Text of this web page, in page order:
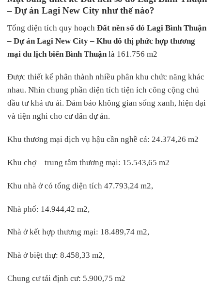
– Dự án Lagi New City như thế nào?
Tổng diện tích quy hoạch Đất nền sổ đỏ Lagi Bình Thuận
– Dự án Lagi New City – Khu đô thị phức hợp thương
mại du lịch biển Bình Thuận là 161.756 m2
Được thiết kế phân thành nhiều phân khu chức năng khác
nhau. Nhìn chung phần diện tích tiện ích công cộng chủ
đầu tư khá ưu ái. Đảm bảo không gian sống xanh, hiện đại
và tiện nghi cho cư dân dự án.
Khu thương mại dịch vụ hậu cần nghề cá: 24.374,26 m2
Khu chợ – trung tâm thương mại: 15.543,65 m2
Khu nhà ở có tổng diện tích 47.793,24 m2,
Nhà phố: 14.944,42 m2,
Nhà ở kết hợp thương mại: 18.489,74 m2,
Nhà ở biệt thự: 8.458,33 m2,
Chung cư tái định cư: 5.900,75 m2